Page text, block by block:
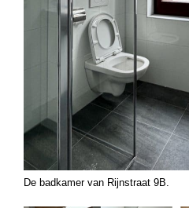
De badkamer van Rijnstraat 9B.